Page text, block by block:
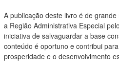
A publicação deste livro é de
a Região Administrativa Especial
iniciativa de salvaguardar a base
conteúdo é oportuno e contribui
prosperidade e o desenvolvimento